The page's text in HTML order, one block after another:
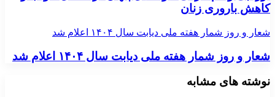
کاهش باروری زنان
شعار و روز شمار هفته ملی دیابت سال ۱۴۰۴ اعلام شد
شعار و روز شمار هفته ملی دیابت سال ۱۴۰۴ اعلام شد
نوشته های مشابه